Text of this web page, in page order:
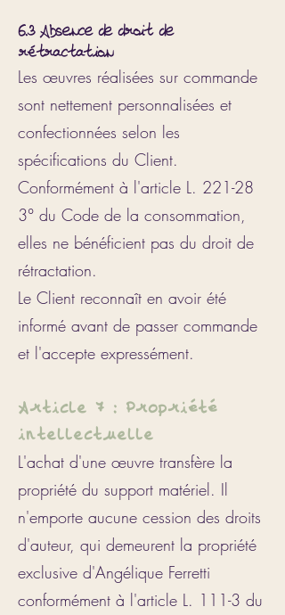
6.3 Absence de droit de
rétractation
Les œuvres réalisées sur commande
sont nettement personnalisées et
confectionnées selon les
spécifications du Client.
Conformément à l'article L. 221-28
3° du Code de la consommation,
elles ne bénéficient pas du droit de
rétractation.
Le Client reconnaît en avoir été
informé avant de passer commande
et l'accepte expressément.
Article 7 : Propriété
intellectuelle
L'achat d'une œuvre transfère la
propriété du support matériel. Il
n'emporte aucune cession des droits
d'auteur, qui demeurent la propriété
exclusive d'Angélique Ferretti
conformément à l'article L. 111-3 du